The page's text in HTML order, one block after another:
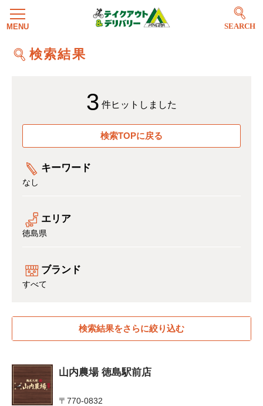
SEARCH
検索結果
3 件ヒットしました
検索TOPに戻る
キーワード
なし
エリア
徳島県
ブランド
すべて
検索結果をさらに絞り込む
山内農場 徳島駅前店
〒770-0832